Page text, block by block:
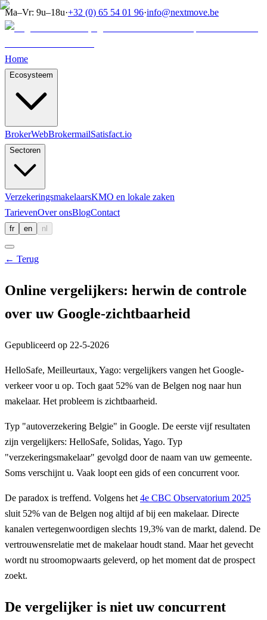
Ma–Vr: 9u–18u·+32 (0) 65 54 01 96·info@nextmove.be
Home
Ecosysteem
BrokerWebBrokermailSatisfact.io
Sectoren
VerzekeringsmakelaarsKMO en lokale zaken
TarievenOver onsBlogContact
fr en nl
← Terug
Online vergelijkers: herwin de controle
over uw Google-zichtbaarheid
Gepubliceerd op 22-5-2026
HelloSafe, Meilleurtaux, Yago: vergelijkers vangen het Google-
verkeer voor u op. Toch gaat 52% van de Belgen nog naar hun
makelaar. Het probleem is zichtbaarheid.
Typ "autoverzekering Belgie" in Google. De eerste vijf resultaten
zijn vergelijkers: HelloSafe, Solidas, Yago. Typ
"verzekeringsmakelaar" gevolgd door de naam van uw gemeente.
Soms verschijnt u. Vaak loopt een gids of een concurrent voor.
De paradox is treffend. Volgens het 4e CBC Observatorium 2025
sluit 52% van de Belgen nog altijd af bij een makelaar. Directe
kanalen vertegenwoordigen slechts 19,3% van de markt, dalend. De
vertrouwensrelatie met de makelaar houdt stand. Maar het gevecht
wordt nu stroomopwaarts geleverd, op het moment dat de prospect
zoekt.
De vergelijker is niet uw concurrent